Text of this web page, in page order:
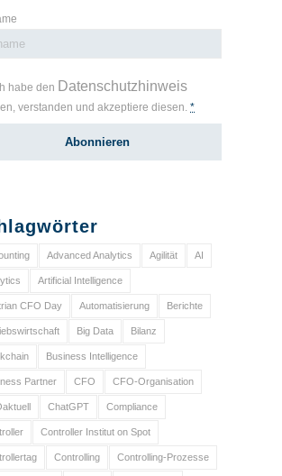
habe den Datenschutzhinweis
verstanden und akzeptiere diesen.*
Advanced Analytics Agilität AI
Artificial Intelligence
CFO Day Automatisierung Berichte
Big Data Bilanz
Business Intelligence
Partner CFO CFO-Organisation
ChatGPT Compliance
Controller Institut on Spot
Controlling Controlling-Prozesse